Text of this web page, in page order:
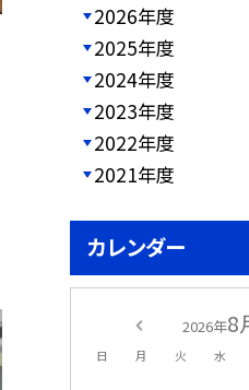
2026年度
2025年度
2024年度
2023年度
2022年度
2021年度
カレンダー
2026年8
日 月 火 水